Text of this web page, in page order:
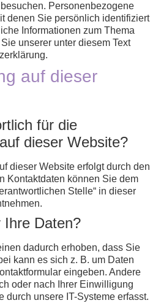
Personenbezogene
denen Sie persönlich identifiziert
Informationen zum Thema
unserer unter diesem Text
auf dieser
für die
dieser Website?
dieser Website erfolgt durch den
Kontaktdaten können Sie dem
Stelle“ in dieser
Ihre Daten?
dadurch erhoben, dass Sie
kann es sich z. B. um Daten
eingeben. Andere
oder nach Ihrer Einwilligung
durch unsere IT-Systeme erfasst.